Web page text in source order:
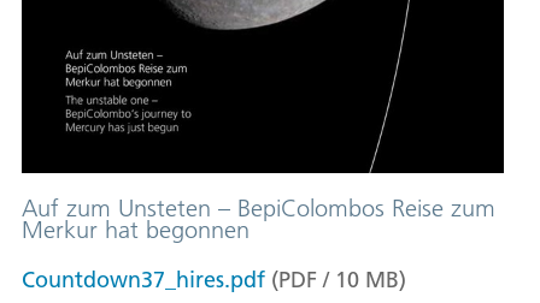
Auf zum Unsteten – BepiColombos Reise zum
Merkur hat begonnen
Countdown37_hires.pdf (PDF / 10 MB)